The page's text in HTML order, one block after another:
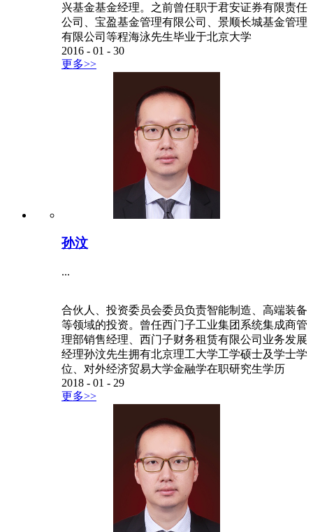
兴基金基金经理。之前曾任职于君安证券有限责任
公司、宝盈基金管理有限公司、景顺长城基金管理
有限公司等程海泳先生毕业于北京大学
2016 - 01 - 30
更多>>
孙汶
...
合伙人、投资委员会委员负责智能制造、高端装备
等领域的投资。曾任西门子工业集团系统集成商管
理部销售经理、西门子财务租赁有限公司业务发展
经理孙汶先生拥有北京理工大学工学硕士及学士学
位、对外经济贸易大学金融学在职研究生学历
2018 - 01 - 29
更多>>